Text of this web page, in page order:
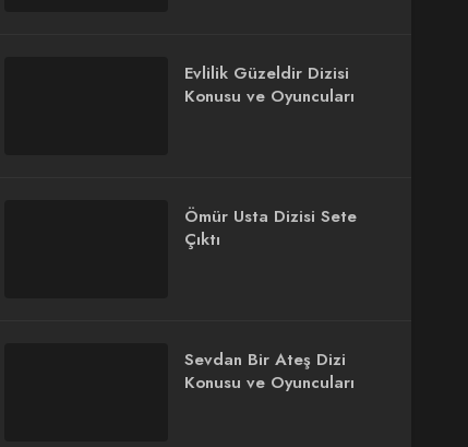
Evlilik Güzeldir Dizisi
Konusu ve Oyuncuları
Ömür Usta Dizisi Sete
Çıktı
Sevdan Bir Ateş Dizi
Konusu ve Oyuncuları